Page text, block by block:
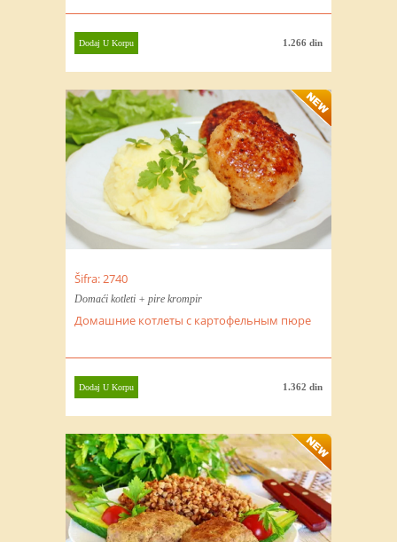
1.266 din
Dodaj U Korpu
Šifra: 2740
Domaći kotleti + pire krompir
Домашние котлеты с картофельным пюре
1.362 din
Dodaj U Korpu